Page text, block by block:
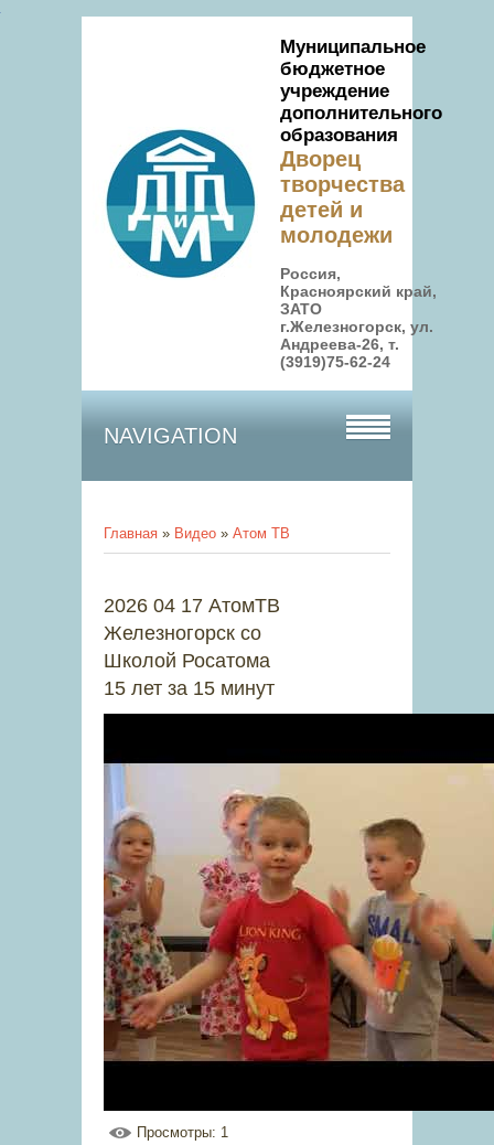
Муниципальное
бюджетное
учреждение
дополнительного
образования
Дворец
творчества
детей и
молодежи
Россия,
Красноярский край,
ЗАТО
г.Железногорск, ул.
Андреева-26, т.
(3919)75-62-24
NAVIGATION
Главная » Видео » Атом ТВ
2026 04 17 АтомТВ
Железногорск со
Школой Росатома
15 лет за 15 минут
Просмотры: 1